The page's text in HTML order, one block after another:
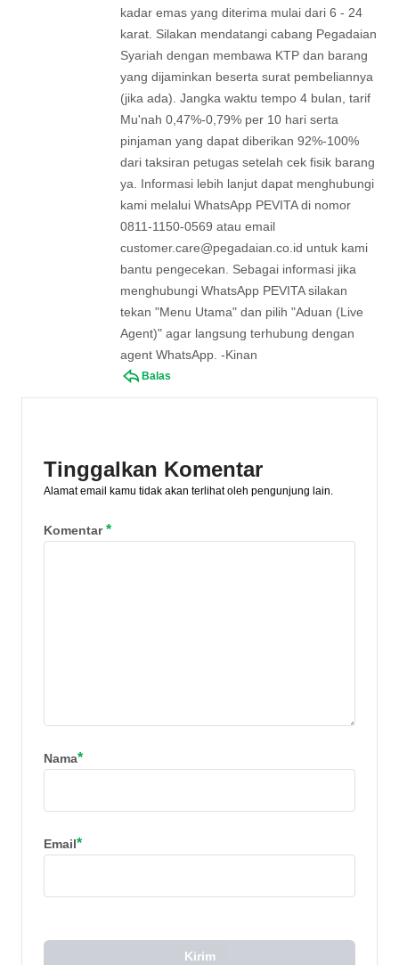
kadar emas yang diterima mulai dari 6 - 24
karat. Silakan mendatangi cabang Pegadaian
Syariah dengan membawa KTP dan barang
yang dijaminkan beserta surat pembeliannya
(jika ada). Jangka waktu tempo 4 bulan, tarif
Mu'nah 0,47%-0,79% per 10 hari serta
pinjaman yang dapat diberikan 92%-100%
dari taksiran petugas setelah cek fisik barang
ya. Informasi lebih lanjut dapat menghubungi
kami melalui WhatsApp PEVITA di nomor
0811-1150-0569 atau email
customer.care@pegadaian.co.id untuk kami
bantu pengecekan. Sebagai informasi jika
menghubungi WhatsApp PEVITA silakan
tekan "Menu Utama" dan pilih "Aduan (Live
Agent)" agar langsung terhubung dengan
agent WhatsApp. -Kinan
Balas
Tinggalkan Komentar
Alamat email kamu tidak akan terlihat oleh pengunjung lain.
Komentar*
Nama*
Email*
Kirim